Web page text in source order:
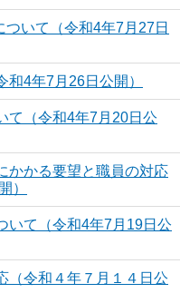
いて（令和4年7月27日
4年7月26日公開）
て（令和4年7月20日公
かかる要望と職員の対応
）
いて（令和4年7月19日公
（令和４年７月１４日公